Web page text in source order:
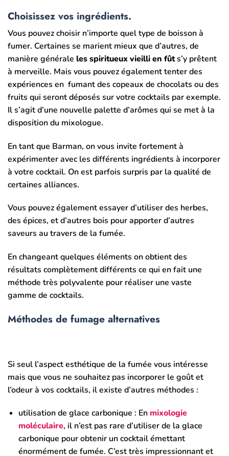
Choisissez vos ingrédients.
Vous pouvez choisir n’importe quel type de boisson à
fumer. Certaines se marient mieux que d’autres, de
manière générale les spiritueux vieilli en fûts’y prêtent
à merveille. Mais vous pouvez également tenter des
expériences en fumant des copeaux de chocolats ou des
fruits qui seront déposés sur votre cocktails par exemple.
Il s’agit d’une nouvelle palette d’arômes qui se met à la
disposition du mixologue.
En tant que Barman, on vous invite fortement à
expérimenter avec les différents ingrédients à incorporer
à votre cocktail. On est parfois surpris par la qualité de
certaines alliances.
Vous pouvez également essayer d’utiliser des herbes,
des épices, et d’autres bois pour apporter d’autres
saveurs au travers de la fumée.
En changeant quelques éléments on obtient des
résultats complètement différents ce qui en fait une
méthode très polyvalente pour réaliser une vaste
gamme de cocktails.
Méthodes de fumage alternatives
Si seul l’aspect esthétique de la fumée vous intéresse
mais que vous ne souhaitez pas incorporer le goût et
l’odeur à vos cocktails, il existe d’autres méthodes :
utilisation de glace carbonique : En mixologie
moléculaire, il n’est pas rare d’utiliser de la glace
carbonique pour obtenir un cocktail émettant
énormément de fumée. C’est très impressionnant et